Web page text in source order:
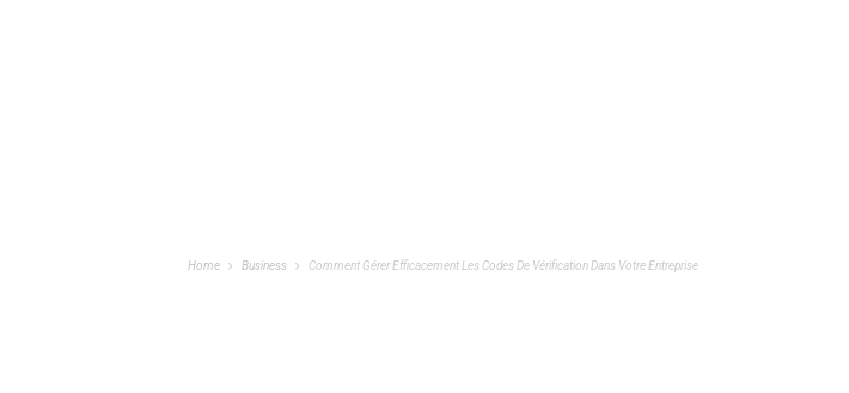
Home Business Comment Gérer Efficacement Les Codes De Vérification Dans Votre Entreprise